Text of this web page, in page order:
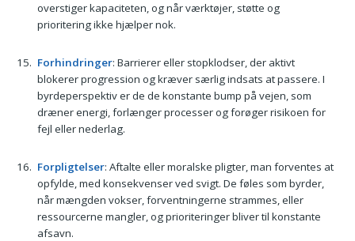
overstiger kapaciteten, og når værktøjer, støtte og
prioritering ikke hjælper nok.
Forhindringer: Barrierer eller stopklodser, der aktivt
blokerer progression og kræver særlig indsats at passere. I
byrdeperspektiv er de de konstante bump på vejen, som
dræner energi, forlænger processer og forøger risikoen for
fejl eller nederlag.
Forpligtelser: Aftalte eller moralske pligter, man forventes at
opfylde, med konsekvenser ved svigt. De føles som byrder,
når mængden vokser, forventningerne strammes, eller
ressourcerne mangler, og prioriteringer bliver til konstante
afsavn.